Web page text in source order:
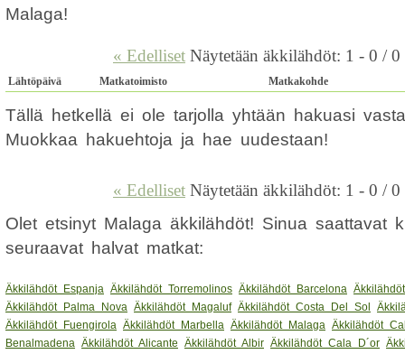
Malaga!
« Edelliset Näytetään äkkilähdöt: 1 - 0 / 0
Lähtöpäivä Matkatoimisto Matkakohde
Tällä hetkellä ei ole tarjolla yhtään hakuasi
Muokkaa hakuehtoja ja hae uudestaan!
« Edelliset Näytetään äkkilähdöt: 1 - 0 / 0
Olet etsinyt Malaga äkkilähdöt! Sinua saattavat
seuraavat halvat matkat:
Äkkilähdöt Espanja Äkkilähdöt Torremolinos Äkkilähdöt Barcelona
Äkkilähdöt Palma Nova Äkkilähdöt Magaluf Äkkilähdöt Costa Del Sol
Äkkilähdöt Fuengirola Äkkilähdöt Marbella Äkkilähdöt Malaga Äkkilähdöt
Benalmadena Äkkilähdöt Alicante Äkkilähdöt Albir Äkkilähdöt Cala D´or